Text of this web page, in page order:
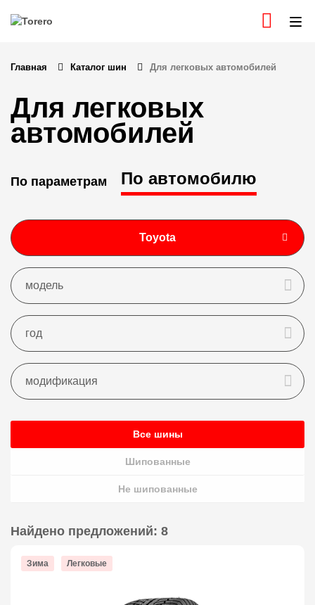
Главная Каталог шин Для легковых автомобилей
Для легковых
автомобилей
По параметрам По автомобилю
Toyota
модель
год
модификация
Все шины
Шипованные
Не шипованные
Найдено предложений: 8
Зима Легковые